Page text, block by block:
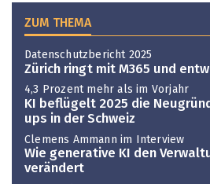
ZUM THEMA
Datenschutzbericht 2025
Zürich ringt mit M365 und
4,3 Prozent mehr als im Vorjahr
KI beflügelt 2025 die
ups in der Schweiz
Clemens Ammann im Interview
Wie generative KI den
verändert